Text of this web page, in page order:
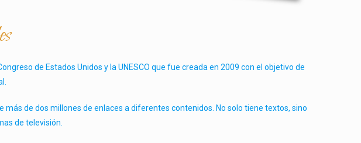
de Estados Unidos y la UNESCO que fue creada en 2009 con el objetivo de
de dos millones de enlaces a diferentes contenidos. No solo tiene textos, sino
de televisión.